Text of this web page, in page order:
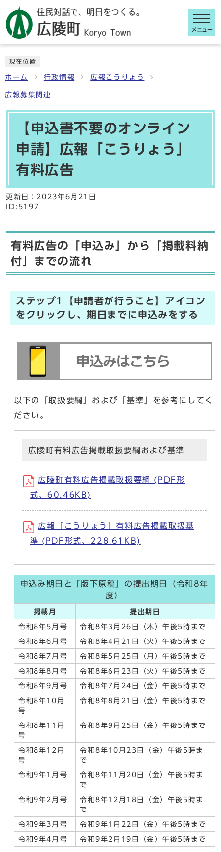
メニュー
現在位置
ホーム 行政情報 広報こうりょう
広報募集関連
【申込書不要のオンライン
申請】広報「こうりょう」
有料広告
更新日： 2023年6月21日
ID:5197
有料広告の「申込み」から「掲載料納
付」までの流れ
ステップ1【申請者が行うこと】アイコン
をクリックし、期日までに申込みをする
以下の「取扱要綱」および「基準」を参考にしてく
ださい。
広陵町有料広告掲載取扱要綱および基準
広陵町有料広告掲載取扱要綱 (PDF形
式、60.46KB)
広報「こうりょう」有料広告掲載取扱基
準 (PDF形式、228.61KB)
申込み期日と「版下原稿」の提出期日（令和8年
度）
掲載月 提出期日
令和8年5月号 令和8年3月26日（木）午後5時まで
令和8年6月号 令和8年4月21日（火）午後5時まで
令和8年7月号 令和8年5月25日（月）午後5時まで
令和8年8月号 令和8年6月23日（火）午後5時まで
令和8年9月号 令和8年7月24日（金）午後5時まで
令和8年10月
号
令和8年8月21日（金）午後5時まで
令和8年11月
号
令和8年9月25日（金）午後5時まで
令和8年12月
号
令和8年10月23日（金）午後5時ま
で
令和9年1月号
令和8年11月20日（金）午後5時ま
で
令和9年2月号
令和8年12月18日（金）午後5時ま
で
令和9年3月号 令和9年1月22日（金）午後5時まで
令和9年4月号 令和9年2月19日（金）午後5時まで